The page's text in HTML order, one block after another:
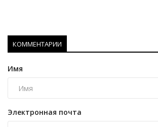
КОММЕНТАРИИ
Имя
Электронная почта